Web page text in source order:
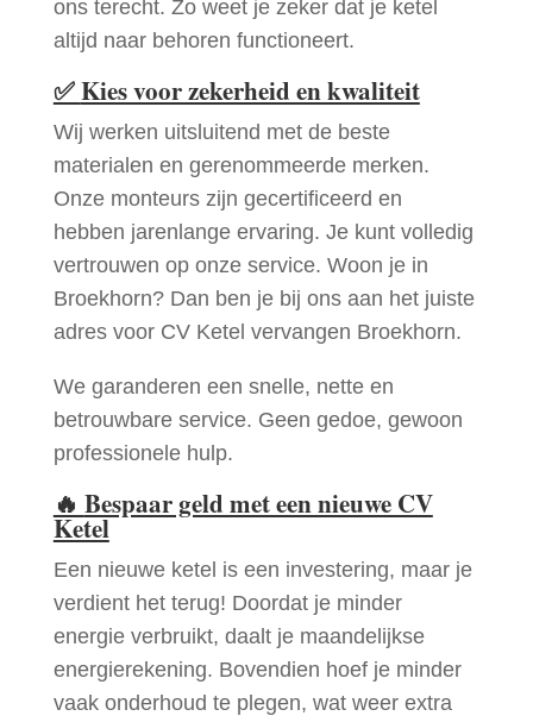
ons terecht. Zo weet je zeker dat je ketel
altijd naar behoren functioneert.
✅Kies voor zekerheid en kwaliteit
Wij werken uitsluitend met de beste
materialen en gerenommeerde merken.
Onze monteurs zijn gecertificeerd en
hebben jarenlange ervaring. Je kunt volledig
vertrouwen op onze service. Woon je in
Broekhorn? Dan ben je bij ons aan het juiste
adres voor CV Ketel vervangen Broekhorn.
We garanderen een snelle, nette en
betrouwbare service. Geen gedoe, gewoon
professionele hulp.
🔥 Bespaar geld met een nieuwe CV
Ketel
Een nieuwe ketel is een investering, maar je
verdient het terug! Doordat je minder
energie verbruikt, daalt je maandelijkse
energierekening. Bovendien hoef je minder
vaak onderhoud te plegen, wat weer extra